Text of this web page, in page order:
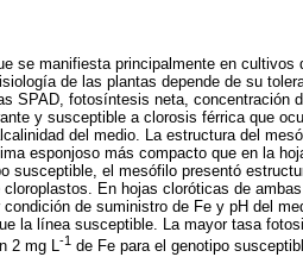
se manifiesta principalmente en cultivos
de las plantas depende de su
SPAD, fotosíntesis neta, concentración
y susceptible a clorosis férrica que
del medio. La estructura del
esponjoso más compacto que en la
susceptible, el mesófilo presentó
En hojas cloróticas de
de suministro de Fe y pH del
la línea susceptible. La mayor tasa
2 mg L-1 de Fe para el genotipo